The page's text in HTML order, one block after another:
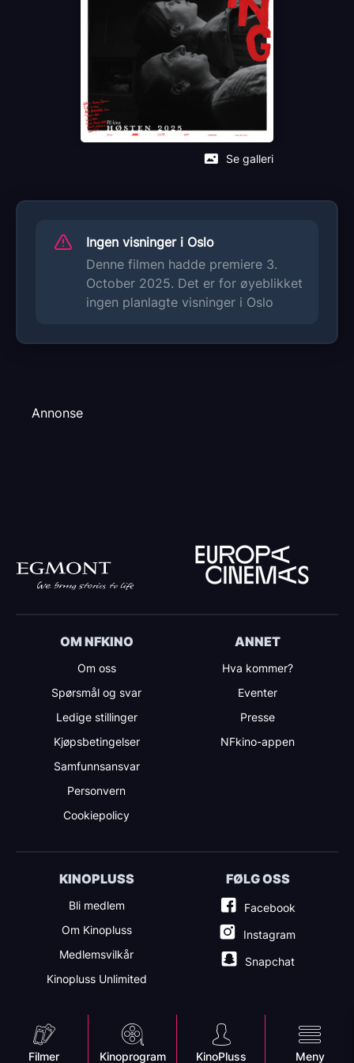
Filmer Kinoprogram KinoPluss Meny
Se galleri
Ingen visninger i Oslo
Denne filmen hadde premiere 3.
October 2025. Det er for øyeblikket
ingen planlagte visninger i Oslo
Annonse
OM NFKINO
Om oss
Spørsmål og svar
Ledige stillinger
Kjøpsbetingelser
Samfunnsansvar
Personvern
Cookiepolicy
ANNET
Hva kommer?
Eventer
Presse
NFkino-appen
KINOPLUSS
Bli medlem
Om Kinopluss
Medlemsvilkår
Kinopluss Unlimited
FØLG OSS
Facebook
Instagram
Snapchat